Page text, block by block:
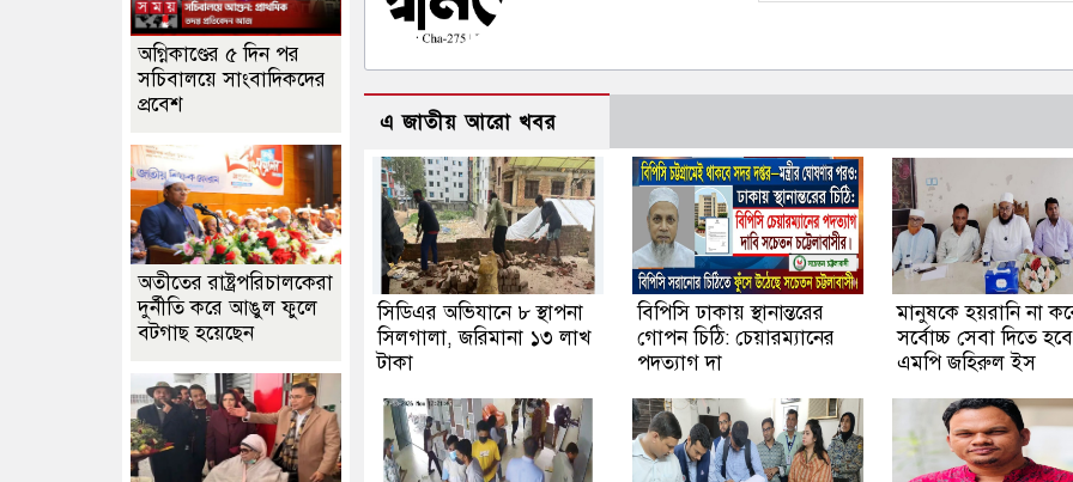
এ জাতীয় আরো খবর
সিডিএর অভিযানে ৮ স্থাপনা
সিলগালা, জরিমানা ১৩ লাখ
টাকা
বিপিসি ঢাকায় স্থানান্তরের
গোপন চিঠি: চেয়ারম্যানের
পদত্যাগ দা
মানুষকে হয়রানি না
সর্বোচ্চ সেবা দিতে
এমপি জহিরুল ইস
অগ্নিকাণ্ডের ৫ দিন পর
সচিবালয়ে সাংবাদিকদের
প্রবেশ
অতীতের রাষ্ট্রপরিচালকেরা
দুর্নীতি করে আঙুল ফুলে
বটগাছ হয়েছেন